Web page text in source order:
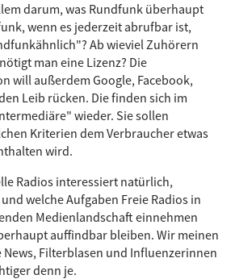
darum, was Rundfunk überhaupt
wenn es jederzeit abrufbar ist,
Ab wieviel Zuhörern
man eine Lizenz? Die
will außerdem Google, Facebook,
Leib rücken. Die finden sich im
wieder. Sie sollen
Kriterien dem Verbraucher etwas
wird.
Radios interessiert natürlich,
welche Aufgaben Freie Radios in
Medienlandschaft einnehmen
auffindbar bleiben. Wir meinen
News, Filterblasen und Influenzerinnen
denn je.